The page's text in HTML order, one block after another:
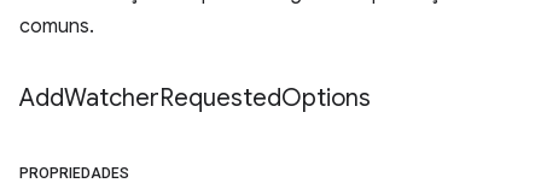
comuns.
AddWatcherRequestedOptions
PROPRIEDADES